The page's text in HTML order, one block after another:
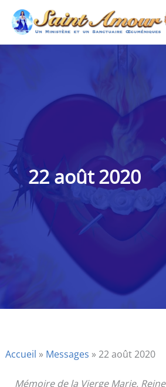
Aller
contenu
22 août 2020
Accueil » Messages »22 août 2020
Mémoire de la Vierge Marie, Reine